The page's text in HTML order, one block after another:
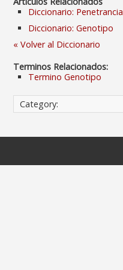
Diccionario: Penetrancia
Diccionario: Genotipo
« Volver al Diccionario
Terminos Relacionados:
Termino Genotipo
Category: